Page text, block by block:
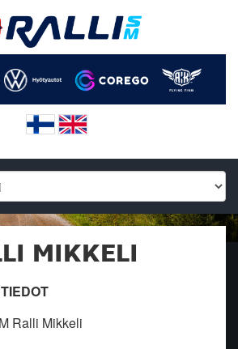
MIKKELI
Ralli Mikkeli